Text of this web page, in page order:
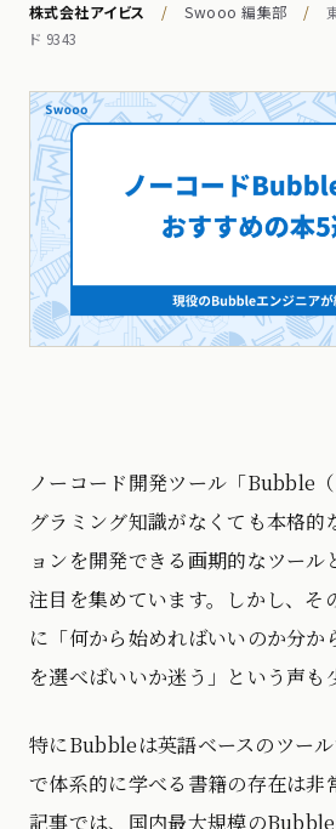
株式会社アイビス / Swooo 編集部 /
ド 9343
ノーコード開発ツール「Bubble
グラミング知識がなくても本格
ョンを開発できる画期的なツール
注目を集めています。しかし、そ
に「何から始めればいいのか分か
を選べばいいか迷う」という声も
特にBubbleは英語ベースのツー
で体系的に学べる書籍の存在は非
記事では、国内最大規模の